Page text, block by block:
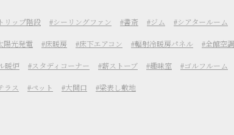
リップ階段 シーリングファン 書斎 ジム シアタールーム
陽光発電 床暖房 床下エアコン 輻射冷暖房パネル 全館空調
暖炉 スタディコーナー 薪ストーブ 趣味室 ゴルフルーム
ラス ペット 大開口 梁表し敷地